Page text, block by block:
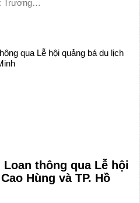
Trương…
thông qua Lễ hội
Hùng và TP. Hồ